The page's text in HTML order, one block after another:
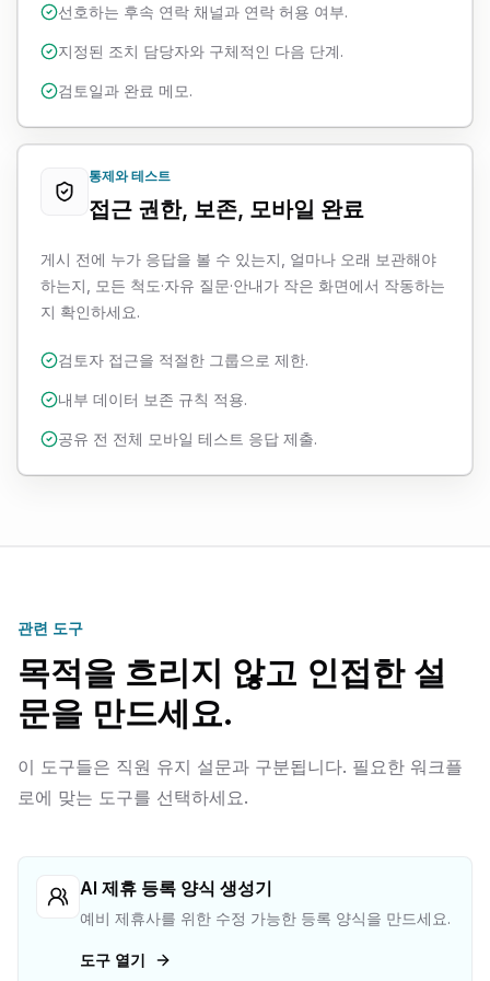
선호하는 후속 연락 채널과 연락 허용 여부.
지정된 조치 담당자와 구체적인 다음 단계.
검토일과 완료 메모.
통제와 테스트
접근 권한, 보존, 모바일 완료
게시 전에 누가 응답을 볼 수 있는지, 얼마나 오래 보관해야
하는지, 모든 척도·자유 질문·안내가 작은 화면에서 작동하는
지 확인하세요.
검토자 접근을 적절한 그룹으로 제한.
내부 데이터 보존 규칙 적용.
공유 전 전체 모바일 테스트 응답 제출.
관련 도구
목적을 흐리지 않고 인접한 설
문을 만드세요.
이 도구들은 직원 유지 설문과 구분됩니다. 필요한 워크플
로에 맞는 도구를 선택하세요.
AI 제휴 등록 양식 생성기
예비 제휴사를 위한 수정 가능한 등록 양식을 만드세요.
도구 열기